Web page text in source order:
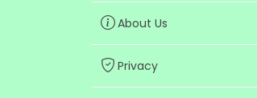
About Us
Privacy